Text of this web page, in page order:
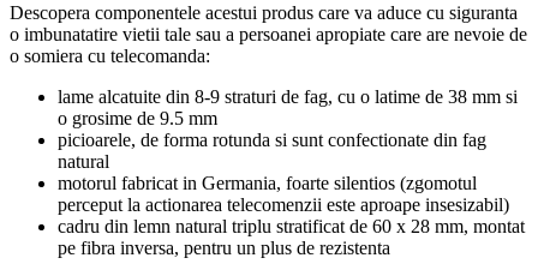
Descopera componentele acestui produs care va aduce cu siguranta
o imbunatatire vietii tale sau a persoanei apropiate care are nevoie de
o somiera cu telecomanda:
lame alcatuite din 8-9 straturi de fag, cu o latime de 38 mm si
o grosime de 9.5 mm
picioarele, de forma rotunda si sunt confectionate din fag
natural
motorul fabricat in Germania, foarte silentios (zgomotul
perceput la actionarea telecomenzii este aproape insesizabil)
cadru din lemn natural triplu stratificat de 60 x 28 mm, montat
pe fibra inversa, pentru un plus de rezistenta